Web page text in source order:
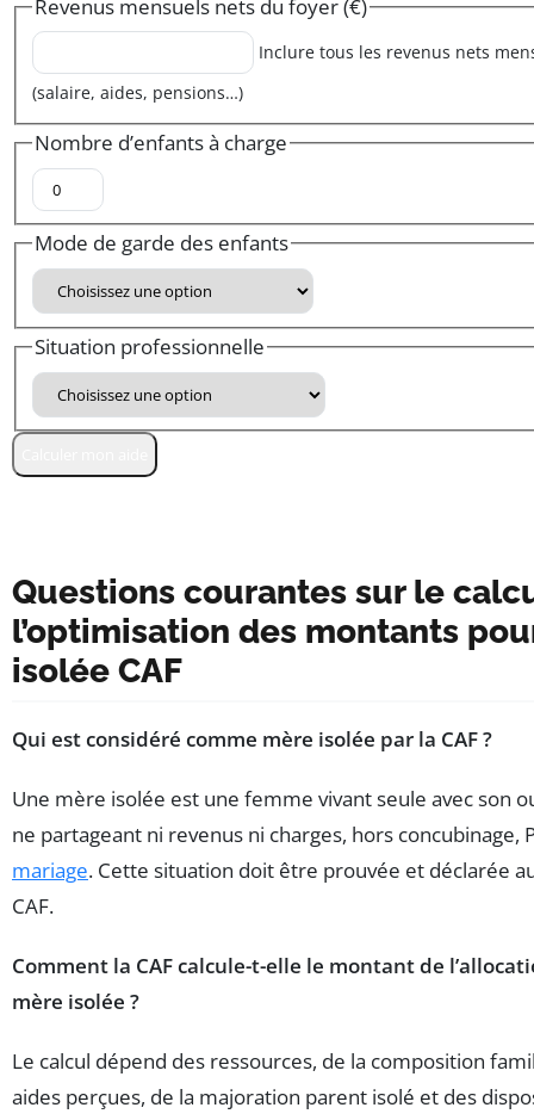
Revenus mensuels nets du foyer (€)
Inclure tous les revenus nets
(salaire, aides, pensions…)
Nombre d’enfants à charge
Mode de garde des enfants
Situation professionnelle
Questions courantes sur le
l’optimisation des montants
isolée CAF
Qui est considéré comme mère isolée par la CAF ?
Une mère isolée est une femme vivant seule avec son
ne partageant ni revenus ni charges, hors concubinage,
mariage. Cette situation doit être prouvée et déclarée
CAF.
Comment la CAF calcule-t-elle le montant de
mère isolée ?
Le calcul dépend des ressources, de la composition
aides perçues, de la majoration parent isolé et des